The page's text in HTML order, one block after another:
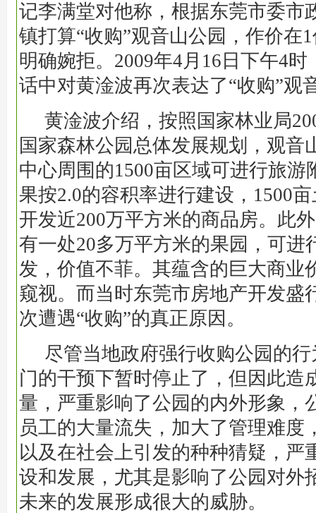
记李满堂对他称，根据东莞市委市
镇打算“收购”观音山公园，作价在
明确婉拒。2009年4月16日下午4
话中对黄淦波再次表达了“收购”观
黄淦波介绍，按照国家林业局
国家森林公园总体发展规划，观音
中心周围的1500亩区域可进行旅游
果按2.0的容积率进行建设，1500
开发近200万平方米的商品房。此
有一处20多万平方米的果园，可进
发，价值不菲。其蕴含的巨大商业
窥视。而当时东莞市房地产开发盛
次遭遇“收购”的真正原因。
尽管当地政府强行收购公园的
门的干预下暂时停止了，但因此造
量，严重影响了公园的内外形象，
员工的大量流失，加大了管理难度
以及在社会上引发的种种猜疑，严
设和发展，尤其是影响了公园对外
未来的发展形成很大的威胁。